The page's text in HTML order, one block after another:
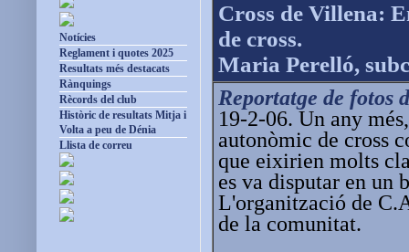
Cross de Villena:
de cross.
Maria Perelló,
Reportatge de fotos
19-2-06. Un any
autonòmic de cross
que eixirien molts
es va disputar en un
L'organització de
de la comunitat.
Notícies
Reglament i quotes 2025
Resultats més destacats
Rànquings
Rècords del club
Històric de resultats Mitja i
Volta a peu de Dénia
Llista de correu